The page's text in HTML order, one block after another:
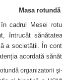
Masa
cadrul Mesei
întrucât
a societății. În
acordată
organizatorii